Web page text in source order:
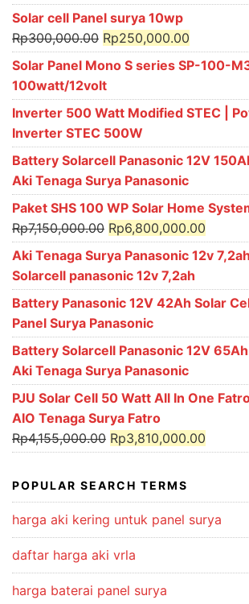
price
was:
Rp600,000.00.
price
is:
Solar cell Panel surya 10wp
Rp300,000.00 Original
price
Rp300,000.00.
Rp250,000.00
price
Solar Panel Mono S series SP-100-
100watt/12volt
Inverter 500 Watt Modified STEC |
Inverter STEC 500W
Battery Solarcell Panasonic 12V
Aki Tenaga Surya Panasonic
Paket SHS 100 WP Solar Home
Rp7,150,000.00 Original
price
was:
Rp7,150,000.00.
Rp6,800,000.00
price
Aki Tenaga Surya Panasonic 12v
Solarcell panasonic 12v 7,2ah
Battery Panasonic 12V 42Ah Solar
Panel Surya Panasonic
Battery Solarcell Panasonic 12V
Aki Tenaga Surya Panasonic
PJU Solar Cell 50 Watt All In One
AIO Tenaga Surya Fatro
Rp4,155,000.00 Original
price
was:
Rp3,810,000.00
price
POPULAR SEARCH TERMS
harga aki kering untuk panel surya
daftar harga aki vrla
harga baterai panel surya